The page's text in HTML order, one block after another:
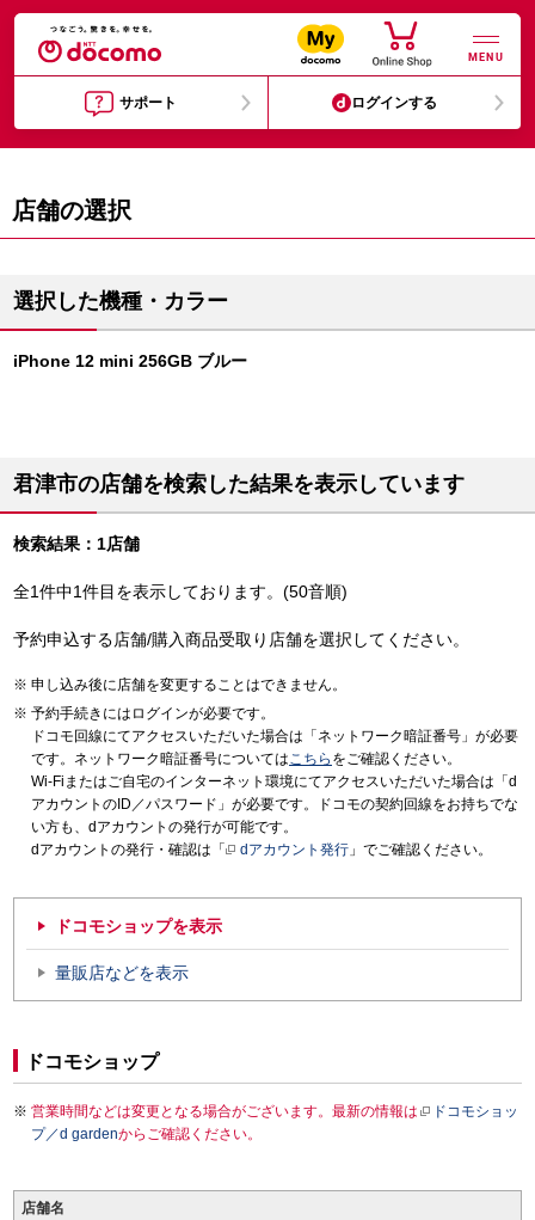
MENU
サポート ログインする
店舗の選択
選択した機種・カラー
iPhone 12 mini 256GB ブルー
君津市の店舗を検索した結果を表示しています
検索結果：1店舗
全1件中1件目を表示しております。(50音順)
予約申込する店舗/購入商品受取り店舗を選択してください。
申し込み後に店舗を変更することはできません。
予約手続きにはログインが必要です。
ドコモ回線にてアクセスいただいた場合は「ネットワーク暗証番号」が必要
です。ネットワーク暗証番号についてはこちら をご確認ください。
Wi-Fiまたはご自宅のインターネット環境にてアクセスいただいた場合は「d
アカウントのID／パスワード」が必要です。ドコモの契約回線をお持ちでな
い方も、dアカウントの発行が可能です。
dアカウントの発行・確認は「
dアカウント発行 」でご確認ください。
ドコモショップを表示
量販店などを表示
ドコモショップ
営業時間などは変更となる場合がございます。最新の情報は
ドコモショッ
プ／d gardenからご確認ください。
店舗名